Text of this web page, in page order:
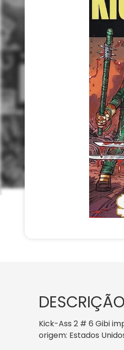
Kick-Ass 2 # 6 Gibi
origem: Estados